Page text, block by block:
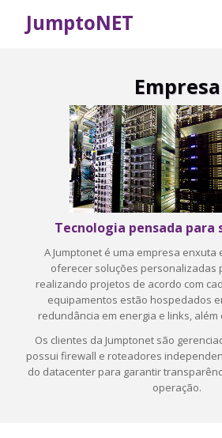
JumptoNET
Empresa
Tecnologia pensada para
A Jumptonet é uma empresa
oferecer soluções personalizadas
realizando projetos de acordo com
equipamentos estão hospedados
redundância em energia e links, além
Os clientes da Jumptonet são
possui firewall e roteadores
do datacenter para garantir
operação.